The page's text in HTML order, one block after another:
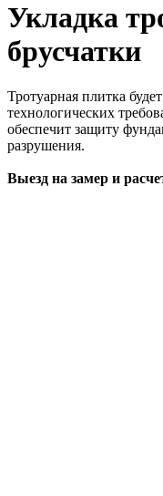
Укладка
брусчатки
Тротуарная плитка
технологических
обеспечит защиту
разрушения.
Выезд на замер и